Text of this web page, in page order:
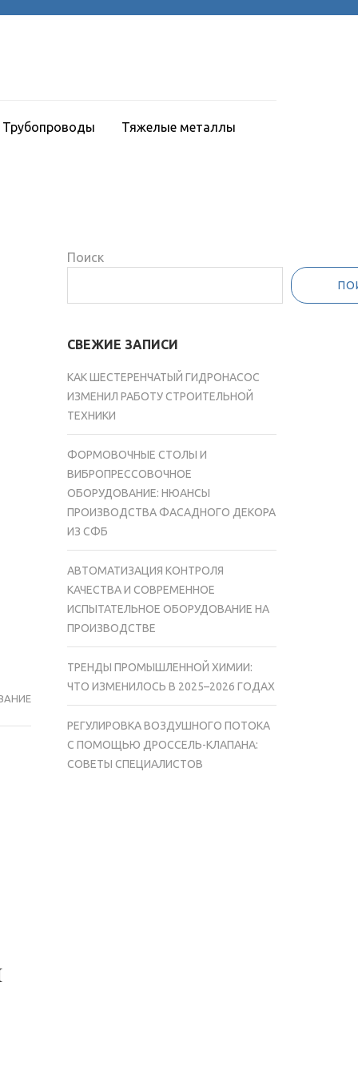
Трубопроводы Тяжелые металлы
Поиск
СВЕЖИЕ ЗАПИСИ
КАК ШЕСТЕРЕНЧАТЫЙ ГИДРОНАСОС
ИЗМЕНИЛ РАБОТУ СТРОИТЕЛЬНОЙ
ТЕХНИКИ
ФОРМОВОЧНЫЕ СТОЛЫ И
ВИБРОПРЕССОВОЧНОЕ
ОБОРУДОВАНИЕ: НЮАНСЫ
ПРОИЗВОДСТВА ФАСАДНОГО ДЕКОРА
ИЗ СФБ
АВТОМАТИЗАЦИЯ КОНТРОЛЯ
КАЧЕСТВА И СОВРЕМЕННОЕ
ИСПЫТАТЕЛЬНОЕ ОБОРУДОВАНИЕ НА
ПРОИЗВОДСТВЕ
ТРЕНДЫ ПРОМЫШЛЕННОЙ ХИМИИ:
ЧТО ИЗМЕНИЛОСЬ В 2025–2026 ГОДАХ
РЕГУЛИРОВКА ВОЗДУШНОГО ПОТОКА
С ПОМОЩЬЮ ДРОССЕЛЬ-КЛАПАНА:
СОВЕТЫ СПЕЦИАЛИСТОВ